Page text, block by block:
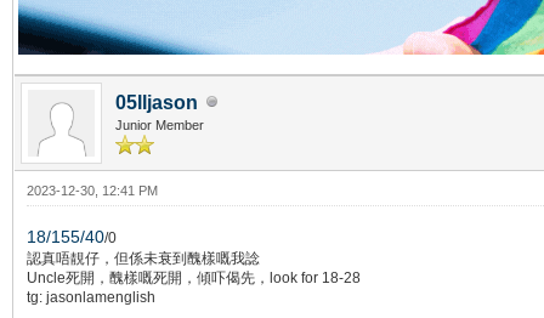
05lljason
Junior Member
2023-12-30, 12:41 PM
18/155/40/0
認真唔靚仔，但係未衰到醜樣嘅我諗
Uncle死開，醜樣嘅死開，傾吓偈先，look for 18-28
tg: jasonlamenglish